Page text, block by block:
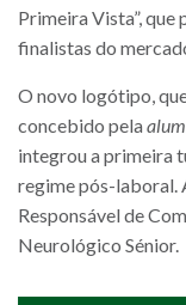
Primeira Vista”,
finalistas do
O novo logótipo,
concebido pela
integrou a primeira
regime pós-laboral.
Responsável de
Neurológico Sénior.